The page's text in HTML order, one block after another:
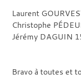
Laurent
Christophe
Jérémy DAGUIN
Bravo à toutes et